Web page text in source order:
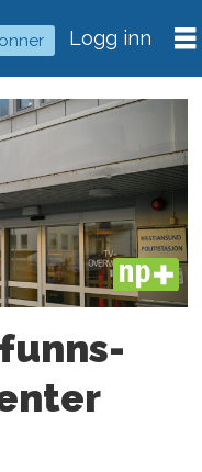
Logg inn
PLUS